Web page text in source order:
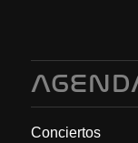
Conciertos